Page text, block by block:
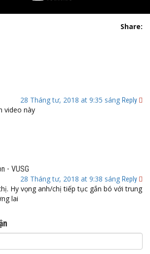
Share:
28 Tháng tư, 2018 at 9:35 sáng Reply
video này
- VUSG
28 Tháng tư, 2018 at 9:38 sáng Reply
Hy vọng anh/chị tiếp tục gắn bó với trung
lai